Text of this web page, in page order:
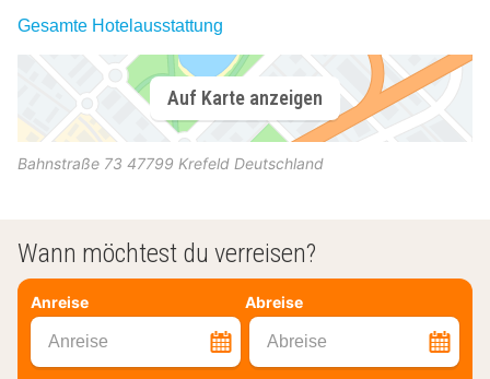
Gesamte Hotelausstattung
Auf Karte anzeigen
Bahnstraße 73 47799 Krefeld Deutschland
Wann möchtest du verreisen?
Anreise Abreise
Anreise Abreise